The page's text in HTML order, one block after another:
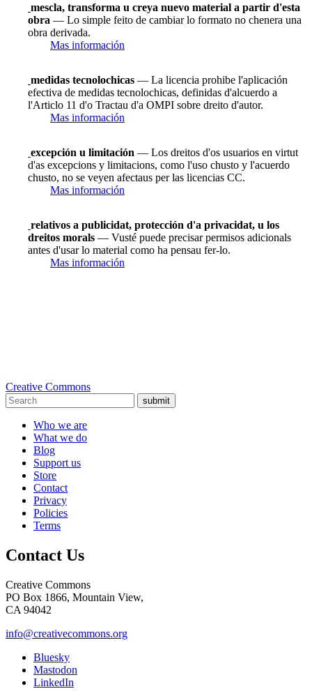
mescla, transforma u creya nuevo material a partir d'esta
obra — Lo simple feito de cambiar lo formato no chenera una
obra derivada.
Mas información
medidas tecnolochicas — La licencia prohibe l'aplicación
efectiva de medidas tecnolochicas, definidas d'alcuerdo a
l'Articlo 11 d'o Tractau d'a OMPI sobre dreito d'autor.
Mas información
excepción u limitación — Los dreitos d'os usuarios en virtut
d'as excepcions y limitacions, como l'uso chusto y l'acuerdo
chusto, no se veyen afectaus per las licencias CC.
Mas información
relativos a publicidat, protección d'a privacidat, u los
dreitos morals — Vusté puede precisar permisos adicionals
antes d'usar lo material como ha pensau fer-lo.
Mas información
Creative Commons
submit
Who we are
What we do
Blog
Support us
Store
Contact
Privacy
Policies
Terms
Contact Us
Creative Commons
PO Box 1866, Mountain View,
CA 94042
info@creativecommons.org
Bluesky
Mastodon
LinkedIn